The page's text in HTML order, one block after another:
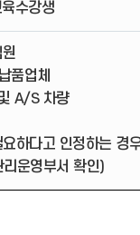
수강생
품업체
A/S 차량
하다고 인정하는 경
운영부서 확인)